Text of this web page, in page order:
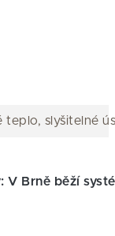
teplo, slyšitelné
Brně běží